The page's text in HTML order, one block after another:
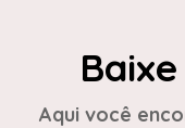
Aqui você